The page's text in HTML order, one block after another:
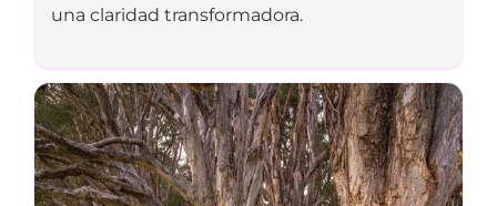
una claridad transformadora.